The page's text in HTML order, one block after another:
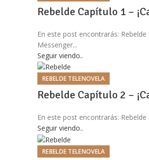
Rebelde Capítulo 1 –
En este post encontrarás:
Messenger...
Seguir viendo..
REBELDE TELENOVELA
Rebelde Capítulo 2 –
En este post encontrarás:
Seguir viendo..
REBELDE TELENOVELA